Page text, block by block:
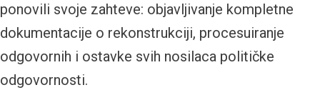
ponovili svoje zahteve: objavljivanje kompletne
dokumentacije o rekonstrukciji, procesuiranje
odgovornih i ostavke svih nosilaca političke
odgovornosti.